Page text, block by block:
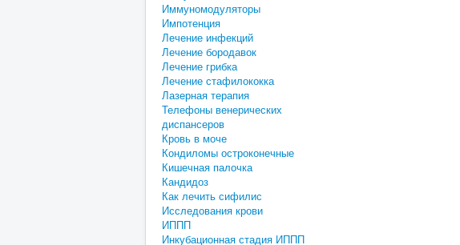
Иммуномодуляторы
Импотенция
Лечение инфекций
Лечение бородавок
Лечение грибка
Лечение стафилококка
Лазерная терапия
Телефоны венерических
диспансеров
Кровь в моче
Кондиломы остроконечные
Кишечная палочка
Кандидоз
Как лечить сифилис
Исследования крови
ИППП
Инкубационная стадия ИППП